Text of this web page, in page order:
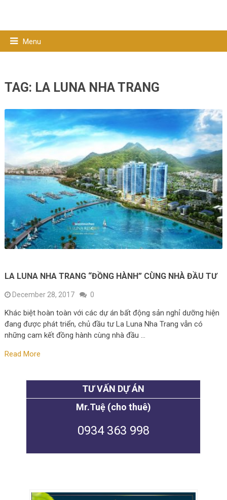
Menu
TAG: LA LUNA NHA TRANG
LA LUNA NHA TRANG “ĐỒNG HÀNH” CÙNG NHÀ ĐẦU TƯ
December 28, 2017 0
Khác biệt hoàn toàn với các dự án bất động sản nghỉ dưỡng hiện
đang được phát triển, chủ đầu tư La Luna Nha Trang vẫn có
những cam kết đồng hành cùng nhà đầu …
Read More
TƯ VẤN DỰ ÁN
Mr.Tuệ (cho thuê)
0934 363 998